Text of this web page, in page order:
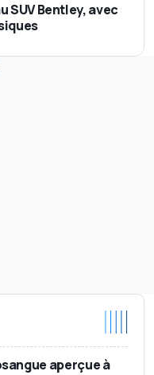
SUV Bentley, avec
aperçue à